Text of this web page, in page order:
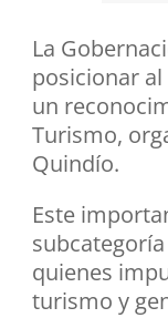
La
posicionar
un
Turismo,
Quindío.
Este
quienes
turismo y